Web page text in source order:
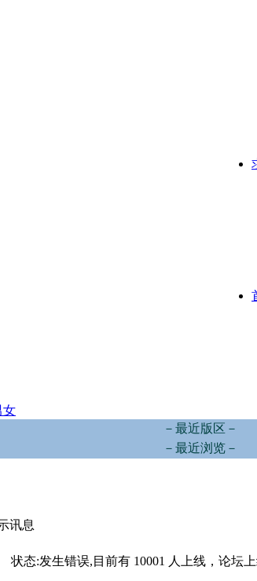
女
－最近版区－
－最近浏览－
讯息
状态:发生错误,目前有 10001 人上线，论坛